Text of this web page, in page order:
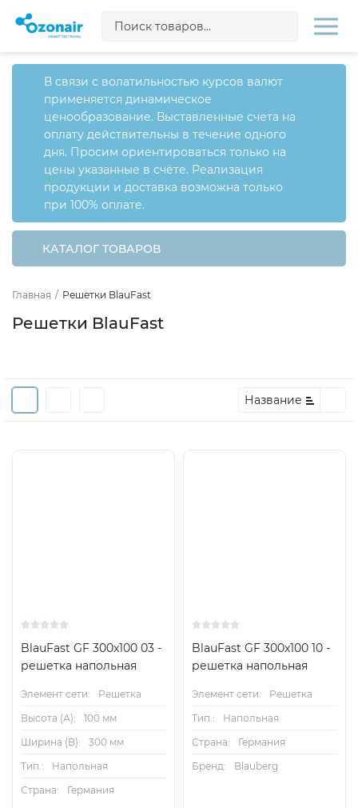
В связи с волатильностью курсов валют
применяется динамическое
ценообразование. Выставленные счета на
оплату действительны в течение одного
дня. Просим ориентироваться только на
цены указанные в счёте. Реализация
продукции и доставка возможна только
при 100% оплате.
КАТАЛОГ ТОВАРОВ
Главная / Решетки BlauFast
Решетки BlauFast
Название
BlauFast GF 300x100 03 -
решетка напольная
Элемент сети:
Решетка
Высота (А):
100 мм
Ширина (B):
300 мм
Тип.:
Напольная
Страна:
Германия
BlauFast GF 300x100 10 -
решетка напольная
Элемент сети:
Решетка
Тип.:
Напольная
Страна:
Германия
Бренд:
Blauberg